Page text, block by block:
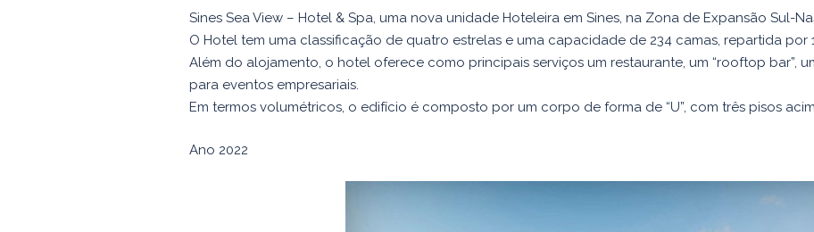
Sines Sea View – Hotel & Spa, uma nova unidade Hoteleira em Sines, na Zona de Expansão Sul-
O Hotel tem uma classificação de quatro estrelas e uma capacidade de 234 camas, repartida por
Além do alojamento, o hotel oferece como principais serviços um restaurante, um “rooftop bar”,
para eventos empresariais.
Em termos volumétricos, o edifício é composto por um corpo de forma de “U”, com três pisos
Ano 2022